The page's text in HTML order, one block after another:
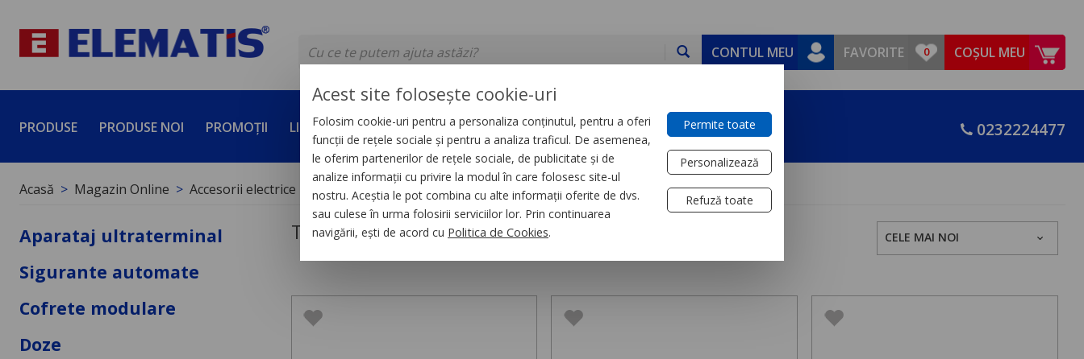
CONTUL MEU FAVORITE COȘUL MEU
PRODUSE PRODUSE NOI PROMOȚII LICHIDĂRI DE STOC SERVICII DEVINO PARTENER CONTACT 0232224477
Acasă Magazin Online Accesorii electrice Tuburi termocontractabile
Aparataj ultraterminal
Sigurante automate
Cofrete modulare
Doze
Tuburi termocontractabile,53 produse
Acest site folosește cookie-uri
Folosim cookie-uri pentru a personaliza conținutul, pentru a oferi
funcții de rețele sociale și pentru a analiza traficul. De asemenea,
le oferim partenerilor de rețele sociale, de publicitate și de
analize informații cu privire la modul în care folosesc site-ul
nostru. Aceștia le pot combina cu alte informații oferite de dvs.
sau culese în urma folosirii serviciilor lor. Prin continuarea
navigării, ești de acord cu Politica de Cookies.
Permite toate
Personalizează
Refuză toate